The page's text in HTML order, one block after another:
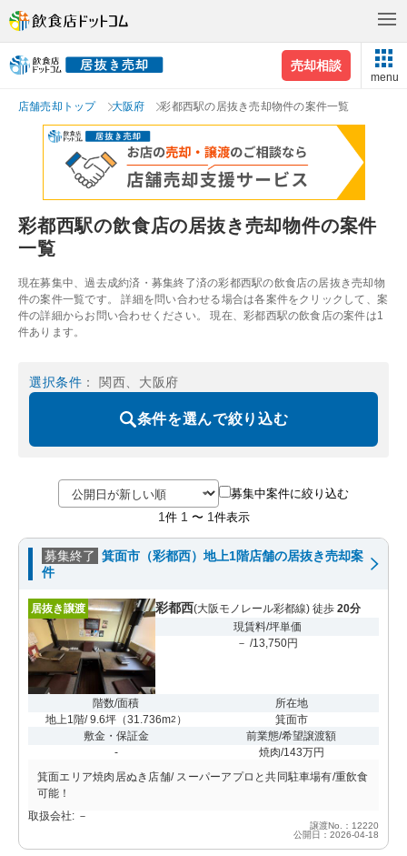
売却相談
menu
店舗売却トップ 大阪府 彩都西駅の居抜き売却物件の案件一覧
彩都西駅の飲食店の居抜き売却物件の案件
一覧
現在募集中、過去成約済・募集終了済の彩都西駅の飲食店の居抜き売却物
件の案件一覧です。 詳細を問い合わせる場合は各案件をクリックして、案
件の詳細からお問い合わせください。 現在、彩都西駅の飲食店の案件は1
件あります。
選択条件 ： 関西、大阪府
条件を選んで絞り込む
募集中案件に絞り込む
1 件 1 〜 1 件表示
募集終了 箕面市（彩都西）地上1階店舗の居抜き売却案
件
居抜き譲渡 彩都西(大阪モノレール彩都線) 徒歩 20分
現賃料/坪単価
－ /13,750円
階数/面積
地上1階/ 9.6坪（31.736m2 ）
所在地
箕面市
敷金・保証金
-
前業態/希望譲渡額
焼肉/143万円
箕面エリア焼肉居ぬき店舗/ スーパーアプロと共同駐車場有/重飲食
可能！
取扱会社: －
譲渡No.：12220
公開日：2026-04-18